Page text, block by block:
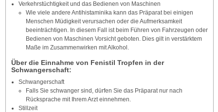
Verkehrstüchtigkeit und das Bedienen von Maschinen
Wie viele andere Antihistaminika kann das Präparat bei einigen
Menschen Müdigkeit verursachen oder die Aufmerksamkeit
beeinträchtigen. In diesem Fall ist beim Führen von Fahrzeugen oder
Bedienen von Maschinen Vorsicht geboten. Dies gilt in verstärktem
Maße im Zusammenwirken mit Alkohol.
Über die Einnahme von Fenistil Tropfen in der
Schwangerschaft:
Schwangerschaft
Falls Sie schwanger sind, dürfen Sie das Präparat nur nach
Rücksprache mit Ihrem Arzt einnehmen.
Stillzeit